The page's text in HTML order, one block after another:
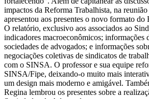
impactos da Reforma Trabalhista, na
apresentou aos presentes o novo formato
O relatório, exclusivo aos associados ao
indicadores macroeconômicos; informações
sociedades de advogados; e informações
negociações coletivas de sindicatos de
com o SINSA. O professor e sua equipe
SINSA/Fipe, deixando-o muito mais
um design mais moderno e amigável.
Regina lembrou os presentes sobre a